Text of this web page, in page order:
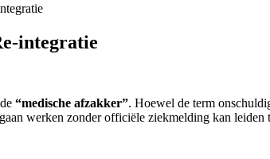
integratie
“medische afzakker”. Hoewel de term
werken zonder officiële ziekmelding kan